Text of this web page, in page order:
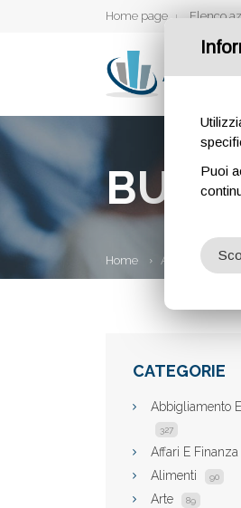
Home page Elenco
Home Aziende
CATEGORIE
Abbigliamento
327
Affari E Finanza
Alimenti 90
Arte 89
Puoi